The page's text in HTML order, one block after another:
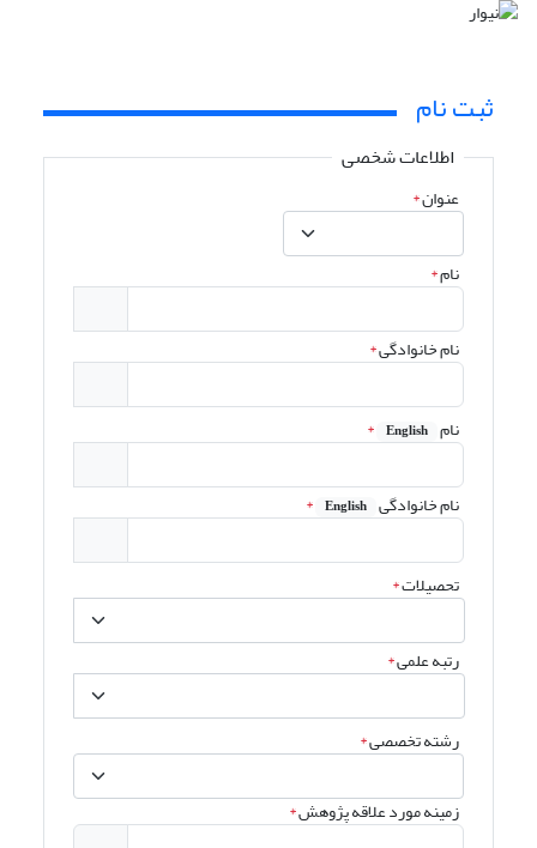
ثبت نام
اطلاعات شخصی
عنوان*
نام*
نام خانوادگی*
نام English
*
نام خانوادگی English
*
تحصیلات*
رتبه علمی*
رشته تخصصی*
زمینه مورد علاقه پژوهش*